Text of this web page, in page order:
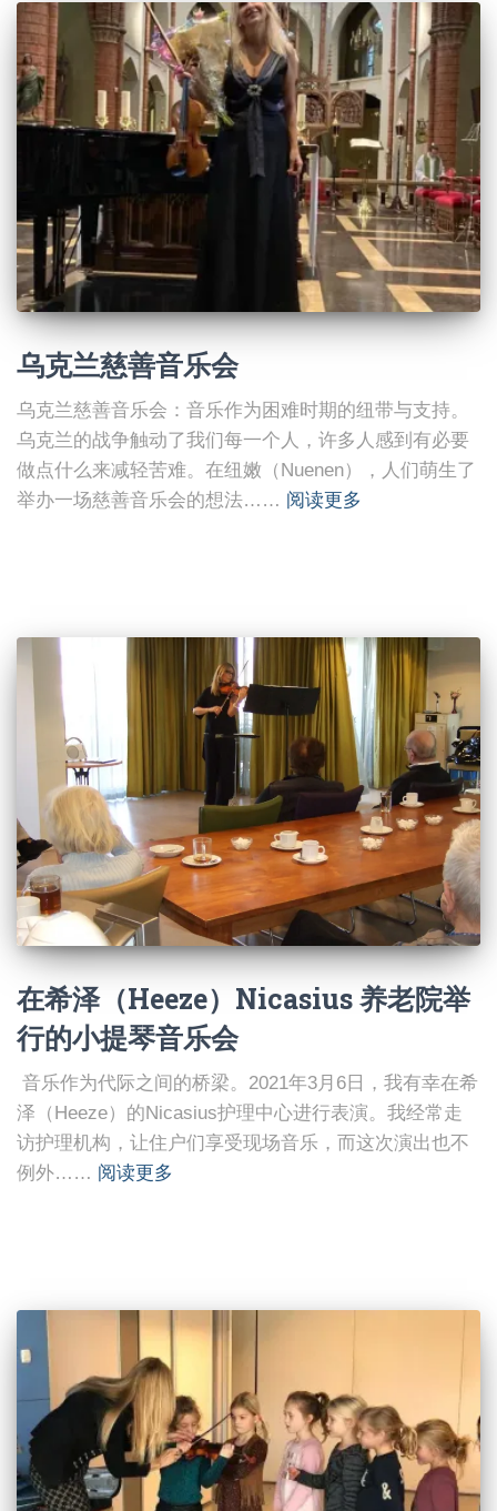
乌克兰慈善音乐会
乌克兰慈善音乐会：音乐作为困难时期的纽带与支持。
乌克兰的战争触动了我们每一个人，许多人感到有必要
做点什么来减轻苦难。在纽嫩（Nuenen），人们萌生了
举办一场慈善音乐会的想法…… 阅读更多
在希泽（Heeze）Nicasius 养老院举
行的小提琴音乐会
音乐作为代际之间的桥梁。2021年3月6日，我有幸在希
泽（Heeze）的Nicasius护理中心进行表演。我经常走
访护理机构，让住户们享受现场音乐，而这次演出也不
例外…… 阅读更多